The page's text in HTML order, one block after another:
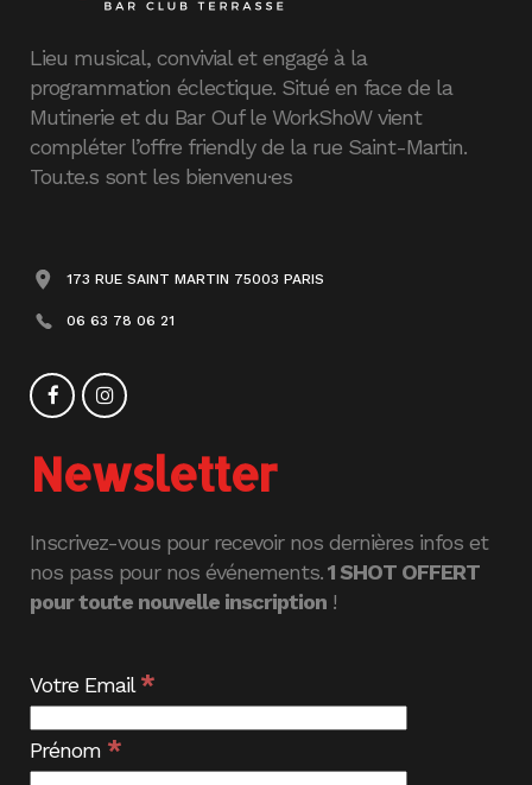
Lieu musical, convivial et engagé à la
programmation éclectique. Situé en face de la
Mutinerie et du Bar Ouf le WorkShoW vient
compléter l’offre friendly de la rue Saint-Martin.
Tou.te.s sont les bienvenu·es
173 RUE SAINT MARTIN 75003 PARIS
06 63 78 06 21
Newsletter
Inscrivez-vous pour recevoir nos dernières infos et
nos pass pour nos événements.1 SHOT OFFERT
pour toute nouvelle inscription !
Votre Email*
Prénom *